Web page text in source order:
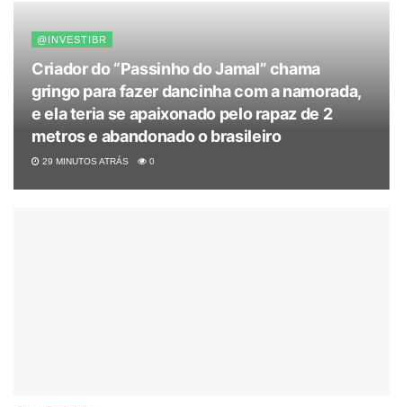
@INVESTIBR
Criador do “Passinho do Jamal” chama
gringo para fazer dancinha com a namorada,
e ela teria se apaixonado pelo rapaz de 2
metros e abandonado o brasileiro
29 MINUTOS ATRÁS 0